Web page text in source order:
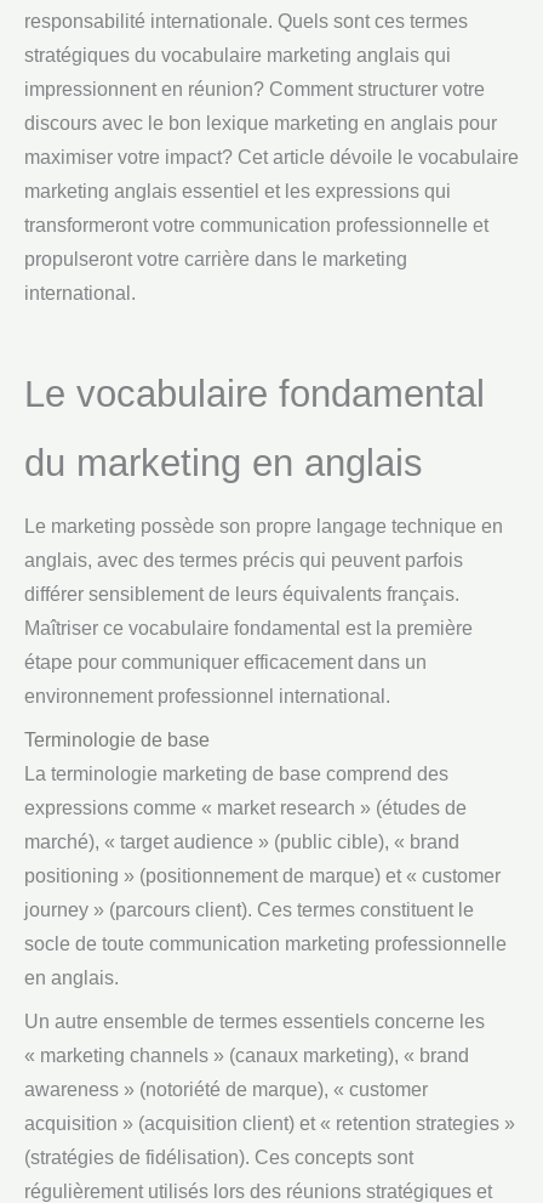
responsabilité internationale. Quels sont ces termes
stratégiques du vocabulaire marketing anglais qui
impressionnent en réunion? Comment structurer votre
discours avec le bon lexique marketing en anglais pour
maximiser votre impact? Cet article dévoile le vocabulaire
marketing anglais essentiel et les expressions qui
transformeront votre communication professionnelle et
propulseront votre carrière dans le marketing
international.
Le vocabulaire fondamental
du marketing en anglais
Le marketing possède son propre langage technique en
anglais, avec des termes précis qui peuvent parfois
différer sensiblement de leurs équivalents français.
Maîtriser ce vocabulaire fondamental est la première
étape pour communiquer efficacement dans un
environnement professionnel international.
Terminologie de base
La terminologie marketing de base comprend des
expressions comme « market research » (études de
marché), « target audience » (public cible), « brand
positioning » (positionnement de marque) et « customer
journey » (parcours client). Ces termes constituent le
socle de toute communication marketing professionnelle
en anglais.
Un autre ensemble de termes essentiels concerne les
« marketing channels » (canaux marketing), « brand
awareness » (notoriété de marque), « customer
acquisition » (acquisition client) et « retention strategies »
(stratégies de fidélisation). Ces concepts sont
régulièrement utilisés lors des réunions stratégiques et